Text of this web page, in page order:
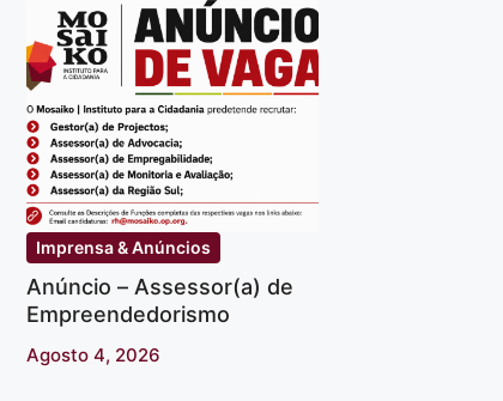
Imprensa & Anúncios
Anúncio – Assessor(a) de
Empreendedorismo
Agosto 4, 2026